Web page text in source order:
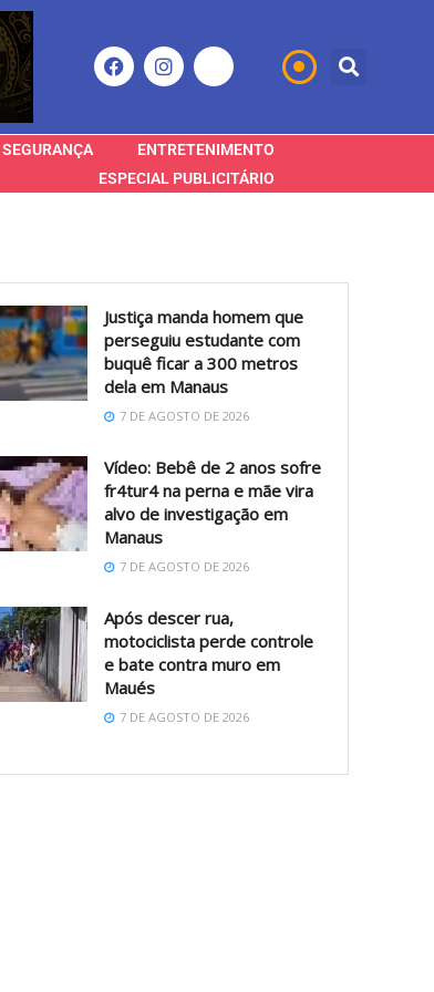
SEGURANÇA
ENTRETENIMENTO
ESPECIAL PUBLICITÁRIO
Justiça manda homem que
perseguiu estudante com
buquê ficar a 300 metros
dela em Manaus
7 DE AGOSTO DE 2026
Vídeo: Bebê de 2 anos sofre
fr4tur4 na perna e mãe vira
alvo de investigação em
Manaus
7 DE AGOSTO DE 2026
Após descer rua,
motociclista perde controle
e bate contra muro em
Maués
7 DE AGOSTO DE 2026